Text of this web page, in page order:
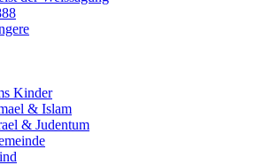
Kinder
& Islam
& Judentum